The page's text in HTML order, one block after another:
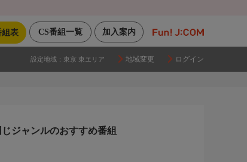
加入案内
CS番組一覧
組表
設定地域： 東京 東エリア 地域変更 ログイン
じジャンルのおすすめ番組